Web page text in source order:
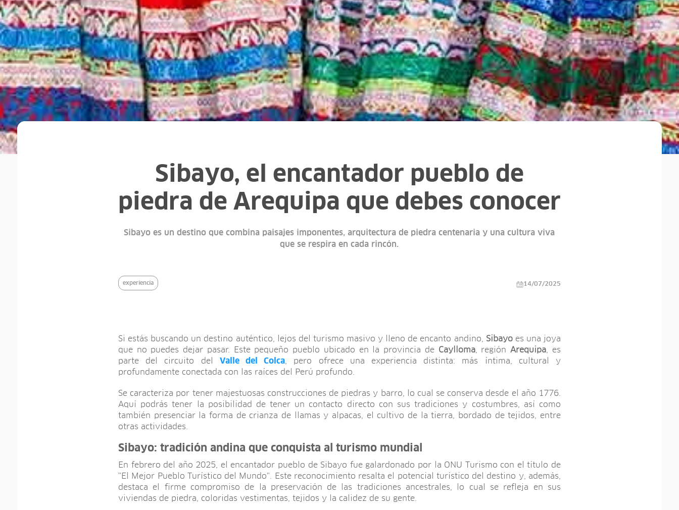
Sibayo, el encantador pueblo de
piedra de Arequipa que debes conocer
Sibayo es un destino que combina paisajes imponentes, arquitectura de piedra centenaria y una cultura viva
que se respira en cada rincón.
experiencia 14/07/2025
Si estás buscando un destino auténtico, lejos del turismo masivo y lleno de encanto andino, Sibayo es una joya
que no puedes dejar pasar. Este pequeño pueblo ubicado en la provincia de Caylloma, regiónArequipa , es
parte del circuito del Valle del Colca , pero ofrece una experiencia distinta: más íntima, cultural y
profundamente conectada con las raíces del Perú profundo.
Se caracteriza por tener majestuosas construcciones de piedras y barro, lo cual se conserva desde el año 1776.
Aquí podrás tener la posibilidad de tener un contacto directo con sus tradiciones y costumbres, así como
también presenciar la forma de crianza de llamas y alpacas, el cultivo de la tierra, bordado de tejidos, entre
otras actividades.
Sibayo: tradición andina que conquista al turismo mundial
En febrero del año 2025, el encantador pueblo de Sibayo fue galardonado por la ONU Turismo con el título de
"El Mejor Pueblo Turístico del Mundo". Este reconocimiento resalta el potencial turístico del destino y, además,
destaca el firme compromiso de la preservación de las tradiciones ancestrales, lo cual se refleja en sus
viviendas de piedra, coloridas vestimentas, tejidos y la calidez de su gente.